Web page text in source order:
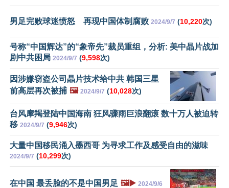
男足完败球迷愤怒 再现中国体制腐败 2024/9/7 (10,220次)
号称“中国辉达”的“象帝先”裁员重组，分析: 美中晶片战加
剧中共困局 2024/9/7 (9,598次)
因涉嫌窃盗公司晶片技术给中共 韩国三星
前高层再次被捕 🖼️ 2024/9/7 (10,028次)
台风摩羯登陆中国海南 狂风骤雨巨浪翻滚 数十万人被迫转
移 2024/9/7 (9,946次)
大量中国移民涌入墨西哥 为寻求工作及感受自由的滋味
2024/9/7 (10,299次)
在中国 最丢脸的不是中国男足 🖼️▶️ 2024/9/6